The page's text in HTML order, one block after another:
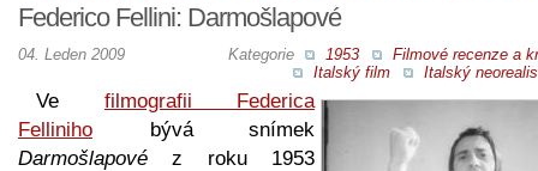
Federico Fellini: Darmošlapové
Kategorie 1953
Filmové recenze a
Italský film
Italský
04. Leden 2009
Ve filmografii Federica
Felliniho bývá snímek
Darmošlapové z roku 1953